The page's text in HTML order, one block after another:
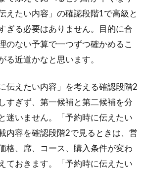
えたい内容」の確認段階1で高級と
ぎる必要はありません。目的に合
のない予算で一つずつ確かめるこ
る近道かなと思います。
伝えたい内容」を考える確認段階2
すぎず、第一候補と第二候補を分
迷いません。「予約時に伝えたい
内容を確認段階2で見るときは、営
格、席、コース、購入条件が変わ
ておきます。「予約時に伝えたい